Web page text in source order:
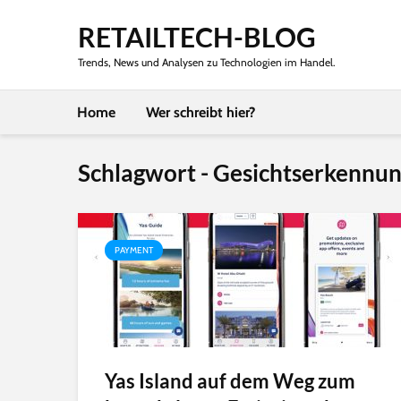
RETAILTECH-BLOG
Trends, News und Analysen zu Technologien im Handel.
Home Wer schreibt hier?
Schlagwort -
PAYMENT
Yas Island auf dem Weg zum